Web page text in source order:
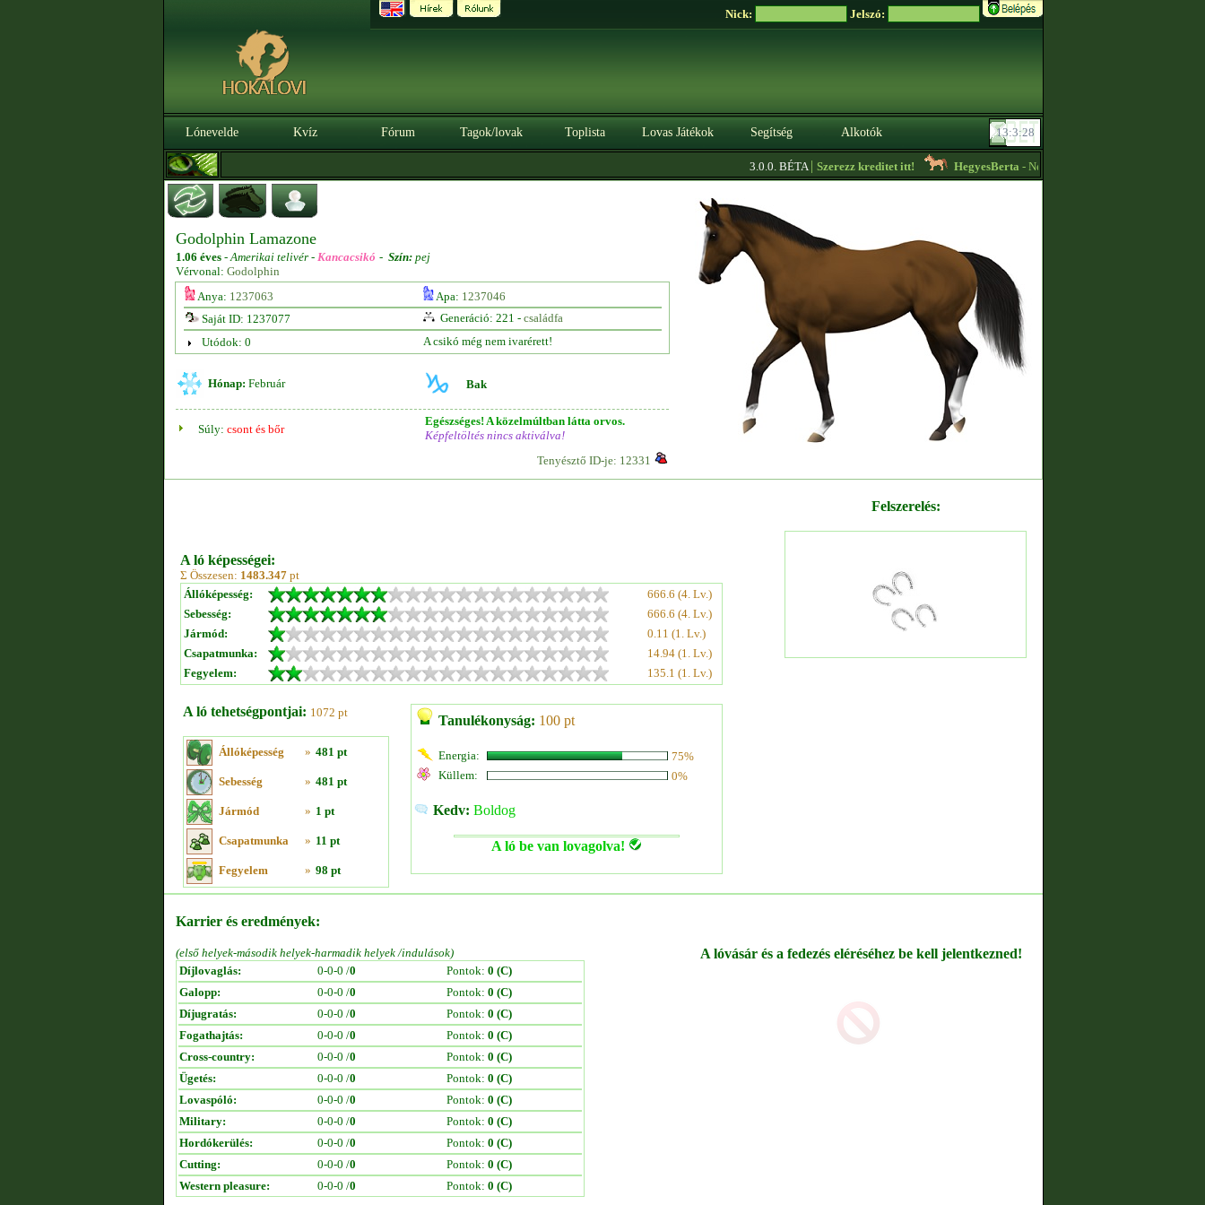
Nick: Jelszó:
Lónevelde Kvíz Fórum Tagok/lovak Toplista Lovas Játékok Segítség Alkotók
3.0.0. BÉTA|Szerezz kreditet itt! HegyesBerta- Nézzétek meg az ,,Aktuális
Godolphin Lamazone
1.06 éves -Amerikai telivér - Kancacsikó - Szín: pej
Vérvonal: Godolphin
Anya: 1237063 Apa: 1237046
Saját ID: 1237077
Generáció: 221 - családfa
Utódok: 0
A csikó még nem ivarérett!
Hónap: Február Bak
Súly: csont és bőr
Egészséges! A közelmúltban látta orvos.
Képfeltöltés nincs aktiválva!
Tenyésztő ID-je: 12331
A ló képességei:
Σ Összesen: 1483.347 pt
Állóképesség:
666.6 (4. Lv.)
Sebesség:
666.6 (4. Lv.)
Jármód:
0.11 (1. Lv.)
Csapatmunka:
14.94 (1. Lv.)
Fegyelem:
135.1 (1. Lv.)
A ló tehetségpontjai: 1072 pt
Állóképesség » 481 pt
Sebesség » 481 pt
Jármód » 1 pt
Csapatmunka » 11 pt
Fegyelem » 98 pt
Tanulékonyság: 100 pt
Energia:
75%
Küllem:
0%
Kedv: Boldog
A ló be van lovagolva!
Felszerelés:
Karrier és eredmények:
(első helyek-második helyek-harmadik helyek /indulások)
Díjlovaglás:
0-0-0 /0 Pontok: 0 (C)
Galopp:
0-0-0 /0 Pontok: 0 (C)
Díjugratás:
0-0-0 /0 Pontok: 0 (C)
Fogathajtás:
0-0-0 /0 Pontok: 0 (C)
Cross-country:
0-0-0 /0 Pontok: 0 (C)
Ügetés:
0-0-0 /0 Pontok: 0 (C)
Lovaspóló:
0-0-0 /0 Pontok: 0 (C)
Military:
0-0-0 /0 Pontok: 0 (C)
Hordókerülés:
0-0-0 /0 Pontok: 0 (C)
Cutting:
0-0-0 /0 Pontok: 0 (C)
Western pleasure:
0-0-0 /0 Pontok: 0 (C)
A lóvásár és a fedezés eléréséhez be kell jelentkezned!